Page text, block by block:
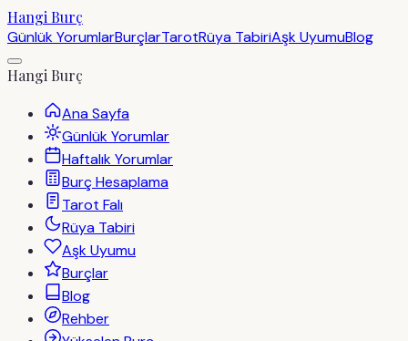
Hangi Burç
Günlük YorumlarBurçlarTarotRüya TabiriAşk UyumuBlog
Hangi Burç
Ana Sayfa
Günlük Yorumlar
Haftalık Yorumlar
Burç Hesaplama
Tarot Falı
Rüya Tabiri
Aşk Uyumu
Burçlar
Blog
Rehber